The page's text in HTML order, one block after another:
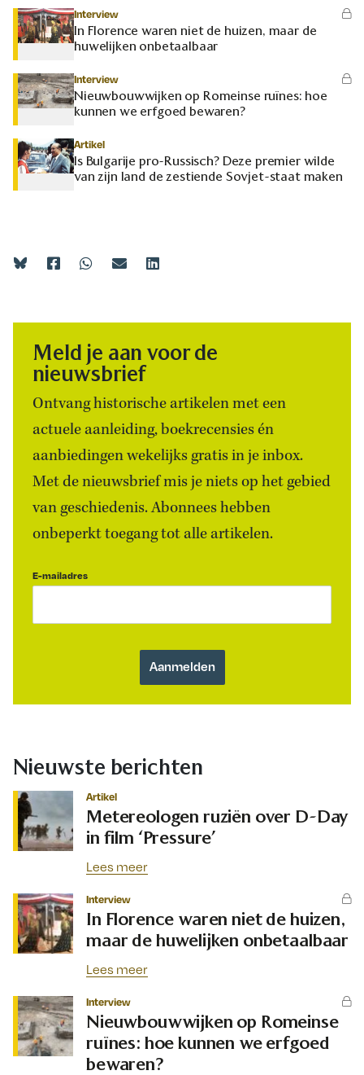
Interview
In Florence waren niet de huizen, maar de
huwelijken onbetaalbaar
Interview
Nieuwbouwwijken op Romeinse ruïnes: hoe
kunnen we erfgoed bewaren?
Artikel
Is Bulgarije pro-Russisch? Deze premier wilde
van zijn land de zestiende Sovjet-staat maken
Meld je aan voor de
nieuwsbrief
Ontvang historische artikelen met een
actuele aanleiding, boekrecensies én
aanbiedingen wekelijks gratis in je inbox.
Met de nieuwsbrief mis je niets op het gebied
van geschiedenis. Abonnees hebben
onbeperkt toegang tot alle artikelen.
E-mailadres
Nieuwste berichten
Artikel
Metereologen ruziën over D-Day
in film ‘Pressure’
Lees meer
Interview
In Florence waren niet de huizen,
maar de huwelijken onbetaalbaar
Lees meer
Interview
Nieuwbouwwijken op Romeinse
ruïnes: hoe kunnen we erfgoed
bewaren?